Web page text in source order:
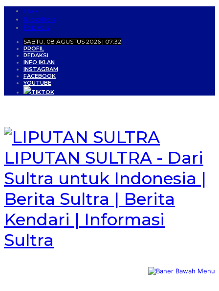
Likes
Subscribers
Followers
SABTU, 08 AGUSTUS 2026 | 07:32
PROFIL
REDAKSI
INFO IKLAN
INSTAGRAM
FACEBOOK
YOUTUBE
TIKTOK
LIPUTAN SULTRA - Dari
Sultra untuk Indonesia |
Berita Sultra | Berita
Kendari | Informasi
Sultra